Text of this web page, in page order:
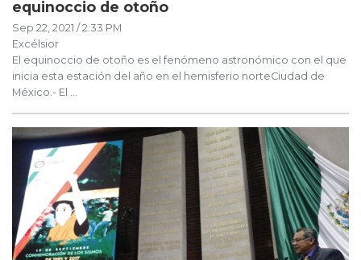
equinoccio de otoño
Sep 22, 2021 / 2:33 PM
Excélsior
El equinoccio de otoño es el fenómeno astronómico con el que
inicia esta estación del año en el hemisferio norteCiudad de
México.- El ...